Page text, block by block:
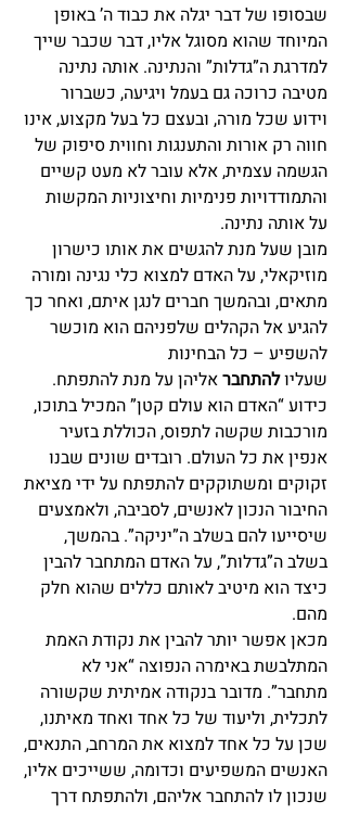
שבסופו של דבר יגלה את כבוד ה’ באופן
המיוחד שהוא מסוגל אליו, דבר שכבר שייך
למדרגת ה”גדלות” והנתינה. אותה נתינה
מטיבה כרוכה גם בעמל ויגיעה, כשברור
וידוע שכל מורה, ובעצם כל בעל מקצוע, אינו
חווה רק אורות והתענגות וחווית סיפוק של
הגשמה עצמית, אלא עובר לא מעט קשיים
והתמודדויות פנימיות וחיצוניות המקשות
על אותה נתינה.
מובן שעל מנת להגשים את אותו כישרון
מוזיקאלי, על האדם למצוא כלי נגינה ומורה
מתאים, ובהמשך חברים לנגן איתם, ואחר כך
להגיע אל הקהלים שלפניהם הוא מוכשר
להשפיע – כל הבחינות
שעליו להתחבר אליהן על מנת להתפתח.
כידוע “האדם הוא עולם קטן” המכיל בתוכו,
מורכבות שקשה לתפוס, הכוללת בזעיר
אנפין את כל העולם. רובדים שונים שבנו
זקוקים ומשתוקקים להתפתח על ידי מציאת
החיבור הנכון לאנשים, לסביבה, ולאמצעים
שיסייעו להם בשלב ה”יניקה”. בהמשך,
בשלב ה”גדלות”, על האדם המתחבר להבין
כיצד הוא מיטיב לאותם כללים שהוא חלק
מהם.
מכאן אפשר יותר להבין את נקודת האמת
המתלבשת באימרה הנפוצה “אני לא
מתחבר”. מדובר בנקודה אמיתית שקשורה
לתכלית, וליעוד של כל אחד ואחד מאיתנו,
שכן על כל אחד למצוא את המרחב, התנאים,
האנשים המשפיעים וכדומה, ששייכים אליו,
שנכון לו להתחבר אליהם, ולהתפתח דרך